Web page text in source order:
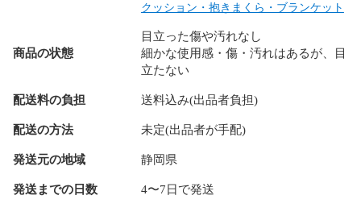
クッション・抱きまくら・ブランケット
商品の状態
目立った傷や汚れなし
細かな使用感・傷・汚れはあるが、目
立たない
配送料の負担 送料込み(出品者負担)
配送の方法 未定(出品者が手配)
発送元の地域 静岡県
発送までの日数 4〜7日で発送